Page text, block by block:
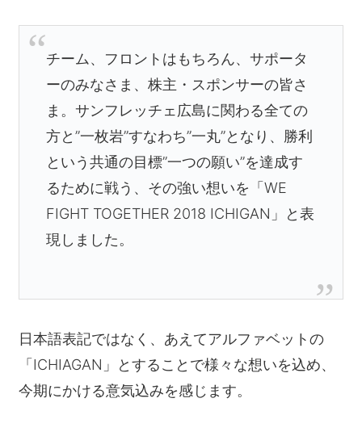
チーム、フロントはもちろん、サポータ
ーのみなさま、株主・スポンサーの皆さ
ま。サンフレッチェ広島に関わる全ての
方と”一枚岩”すなわち”一丸”となり、勝利
という共通の目標”一つの願い”を達成す
るために戦う、その強い想いを「WE
FIGHT TOGETHER 2018 ICHIGAN」と表
現しました。
日本語表記ではなく、あえてアルファベットの
「ICHIAGAN」とすることで様々な想いを込め、
今期にかける意気込みを感じます。